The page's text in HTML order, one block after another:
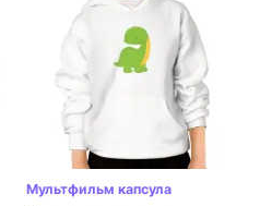
Мультфильм капсула